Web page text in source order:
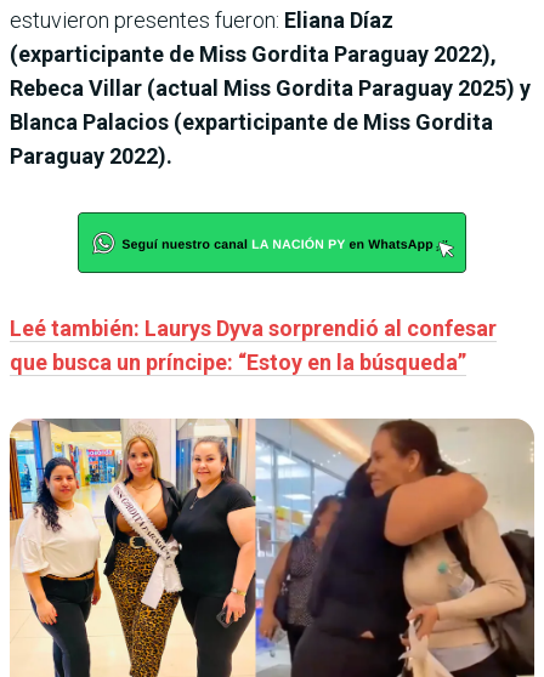
estuvieron presentes fueron: Eliana Díaz
(exparticipante de Miss Gordita Paraguay 2022),
Rebeca Villar (actual Miss Gordita Paraguay 2025) y
Blanca Palacios (exparticipante de Miss Gordita
Paraguay 2022).
Leé también: Laurys Dyva sorprendió al confesar
que busca un príncipe: “Estoy en la búsqueda”